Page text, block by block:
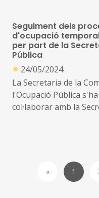
Seguiment dels
d'ocupació
per part de la
Pública
● 24/05/2024
La Secretaria de la
l'Ocupació Pública
col·laborar amb la
1